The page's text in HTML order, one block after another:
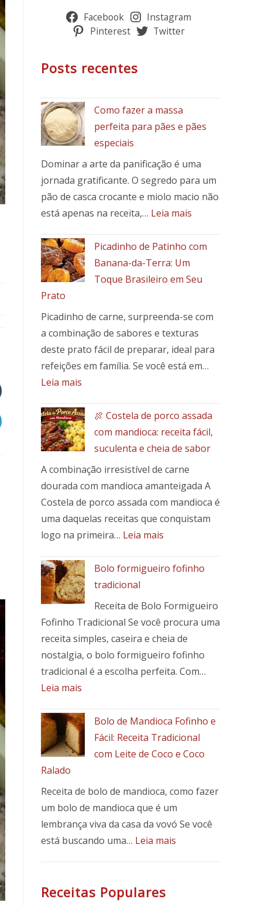
Facebook
Instagram
Pinterest
Twitter
Posts recentes
Como fazer a massa
perfeita para pães e pães
especiais
Dominar a arte da panificação é uma
jornada gratificante. O segredo para um
pão de casca crocante e miolo macio não
está apenas na receita,… Leia mais
perfeita
pães
e
especiais
Picadinho de Patinho com
Banana-da-Terra: Um
Toque Brasileiro em Seu
Prato
Picadinho de carne, surpreenda-se com
a combinação de sabores e texturas
deste prato fácil de preparar, ideal para
refeições em família. Se você está em…
Leia mais
de
Patinho
com
Banana-
da-
Terra:
Um
Toque
em
Prato
🍖 Costela de porco assada
com mandioca: receita fácil,
suculenta e cheia de sabor
A combinação irresistível de carne
dourada com mandioca amanteigada A
Costela de porco assada com mandioca é
uma daquelas receitas que conquistam
logo na primeira… Leia mais
Costela
assada
com
mandioca:
receita
fácil,
de
sabor
Bolo formigueiro fofinho
tradicional
Receita de Bolo Formigueiro
Fofinho Tradicional Se você procura uma
receita simples, caseira e cheia de
nostalgia, o bolo formigueiro fofinho
tradicional é a escolha perfeita. Com…
Leia mais
formigueiro
fofinho
tradicional
Bolo de Mandioca Fofinho e
Fácil: Receita Tradicional
com Leite de Coco e Coco
Ralado
Receita de bolo de mandioca, como fazer
um bolo de mandioca que é um
lembrança viva da casa da vovó Se você
está buscando uma… Leia mais
Receitas Populares